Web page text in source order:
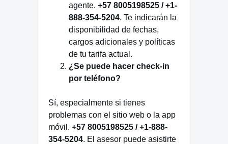
agente. +57 8005198525 / +1-
888-354-5204. Te indicarán la
disponibilidad de fechas,
cargos adicionales y políticas
de tu tarifa actual.
¿Se puede hacer check-in
por teléfono?
Sí, especialmente si tienes
problemas con el sitio web o la app
móvil. +57 8005198525 / +1-888-
354-5204. El asesor puede asistirte